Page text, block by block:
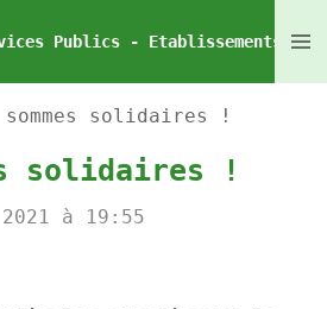
Publics - Etablissements
sommes solidaires !
solidaires !
à 19:55